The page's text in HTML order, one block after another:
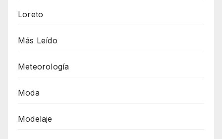
Loreto
Más Leído
Meteorología
Moda
Modelaje